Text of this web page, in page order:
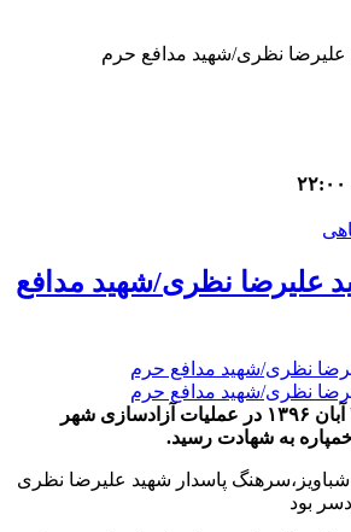
علیرضا نظری/شهید مدافع حرم
علیرضا نظری/شهید مدافع
شهید علیرضا نظری ۲۸ آبان ۱۳۹۶ در عملیات آزادسازی شهر
خمپاره به شهادت رسید.
پاسدار شهید علیرضا نظری